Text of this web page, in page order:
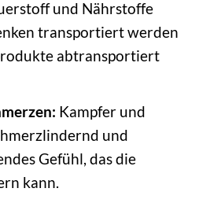
und Nährstoffe
transportiert werden
abtransportiert
Kampfer und
und
Gefühl, das die
kann.